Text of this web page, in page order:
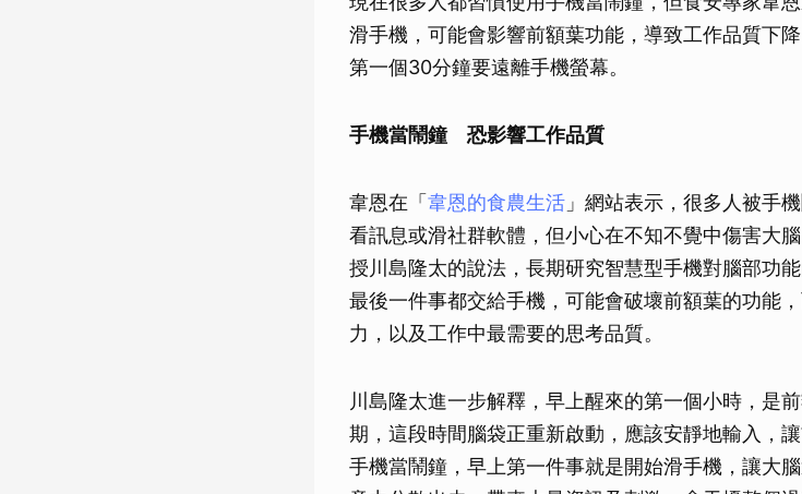
滑手機，可能會影響前額葉功能，導致工作品質下
第一個30分鐘要遠離手機螢幕。
手機當鬧鐘 恐影響工作品質
韋恩在「 韋恩的食農生活 」網站表示，很多人被手
看訊息或滑社群軟體，但小心在不知不覺中傷害大
授川島隆太的說法，長期研究智慧型手機對腦部功
最後一件事都交給手機，可能會破壞前額葉的功能
力，以及工作中最需要的思考品質。
川島隆太進一步解釋，早上醒來的第一個小時，是
期，這段時間腦袋正重新啟動，應該安靜地輸入，
手機當鬧鐘，早上第一件事就是開始滑手機，讓大